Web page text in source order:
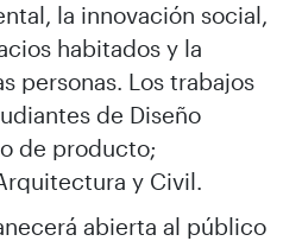
la innovación social,
habitados y la
personas. Los trabajos
de Diseño
de producto;
y Civil.
abierta al público